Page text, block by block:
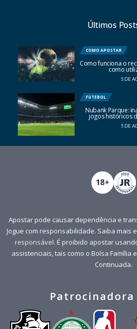
Últimos
COMO APOSTAR
Como funciona o
como
5 DE
FUTEBOL
Nubank Parque:
jogos históricos
5 DE
Apostar pode causar dependência e
Jogue com responsabilidade. Saiba mais
responsável. É proibido apostar
assistenciais, tais como o Bolsa Família
Continuada.